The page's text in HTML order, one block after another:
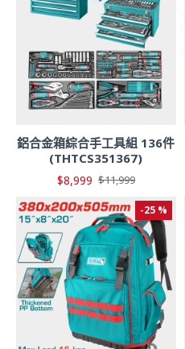
鋁合金箱綜合手工具組 136件
(THTCS351367)
$8,999 $11,999
-25 %